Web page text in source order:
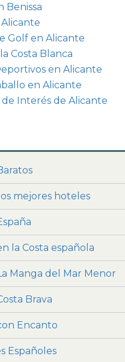
Benissa
Alicante
Golf en Alicante
Costa Blanca
en Alicante
en Alicante
Interés de Alicante
mejores hoteles
la Costa española
Manga del Mar Menor
Brava
Encanto
Españoles